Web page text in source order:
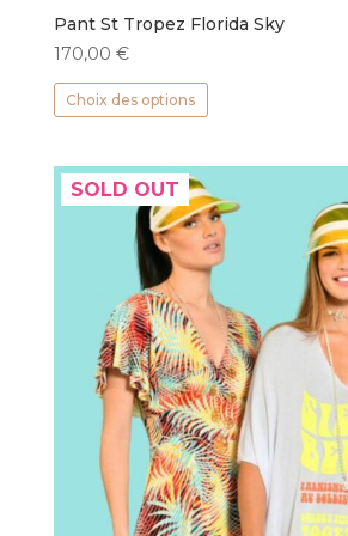
Pant St Tropez Florida Sky
170,00 €
Choix des options
Ce
plusieurs
variations.
Les
options
peuvent
être
choisies
sur
la
page
du
produit
SOLD OUT